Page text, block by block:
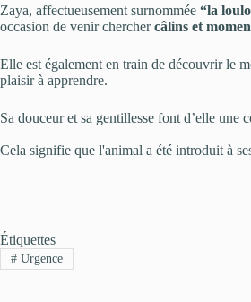
Zaya, affectueusement surnommée “la
occasion de venir cherchercâlins et
Elle est également en train de découvrir le
plaisir à apprendre.
Sa douceur et sa gentillesse font d’elle une
Cela signifie que l'animal a été introduit à
Étiquettes
#Urgence